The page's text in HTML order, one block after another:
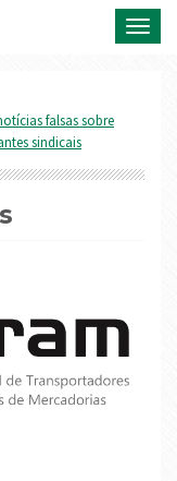
falsas sobre
sindicais